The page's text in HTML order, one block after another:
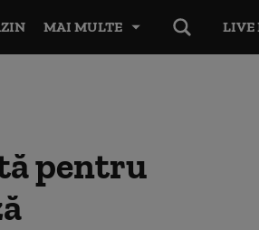
LIVE
MAI MULTE
pentru